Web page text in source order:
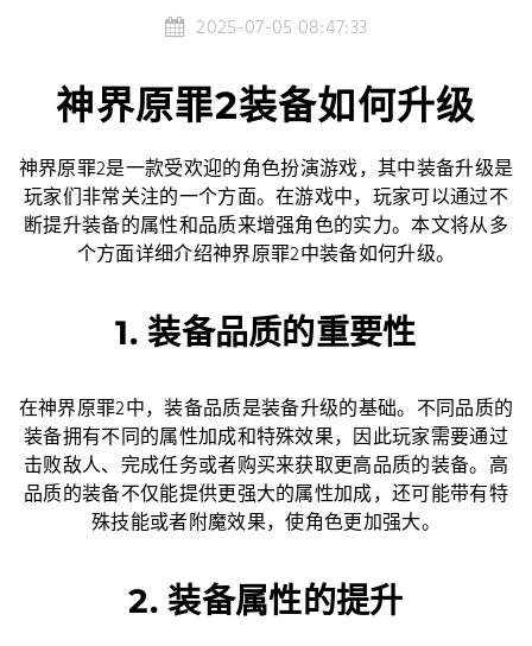
2025-07-05 08:47:33
神界原罪2装备如何升级
神界原罪2是一款受欢迎的角色扮演游戏，其中装备升级是
玩家们非常关注的一个方面。在游戏中，玩家可以通过不
断提升装备的属性和品质来增强角色的实力。本文将从多
个方面详细介绍神界原罪2中装备如何升级。
1. 装备品质的重要性
在神界原罪2中，装备品质是装备升级的基础。不同品质的
装备拥有不同的属性加成和特殊效果，因此玩家需要通过
击败敌人、完成任务或者购买来获取更高品质的装备。高
品质的装备不仅能提供更强大的属性加成，还可能带有特
殊技能或者附魔效果，使角色更加强大。
2. 装备属性的提升